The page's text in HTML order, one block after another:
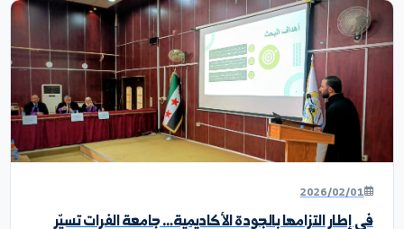
ونشاطات الكلية